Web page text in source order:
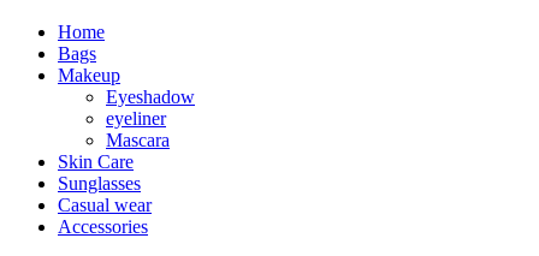
Home
Bags
Makeup
Eyeshadow
eyeliner
Mascara
Skin Care
Sunglasses
Casual wear
Accessories